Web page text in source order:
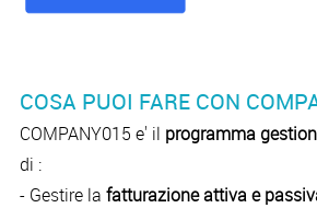
COSA PUOI FARE CON
COMPANY015 e' il programma
di :
- Gestire la fatturazione attiva e